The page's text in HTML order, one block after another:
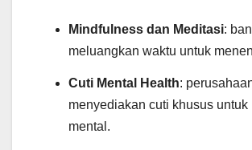
Mindfulness dan Meditasi:
meluangkan waktu untuk
Cuti Mental Health:
menyediakan cuti khusus untuk
mental.